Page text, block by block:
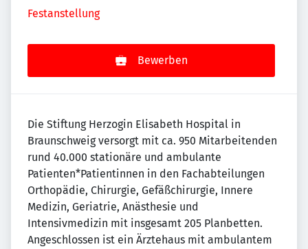
Festanstellung
Bewerben
Die Stiftung Herzogin Elisabeth Hospital in
Braunschweig versorgt mit ca. 950 Mitarbeitenden
rund 40.000 stationäre und ambulante
Patienten*Patientinnen in den Fachabteilungen
Orthopädie, Chirurgie, Gefäßchirurgie, Innere
Medizin, Geriatrie, Anästhesie und
Intensivmedizin mit insgesamt 205 Planbetten.
Angeschlossen ist ein Ärztehaus mit ambulantem